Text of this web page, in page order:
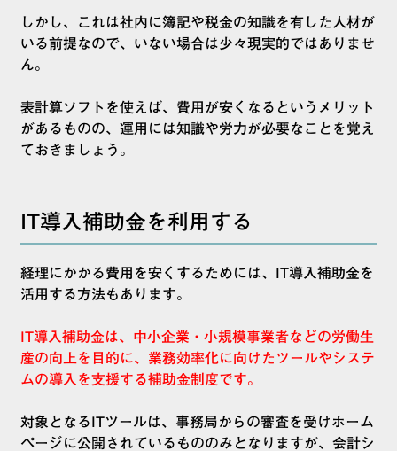
しかし、これは社内に簿記や税金の知識を有した人材が
いる前提なので、いない場合は少々現実的ではありませ
ん。
表計算ソフトを使えば、費用が安くなるというメリット
があるものの、運用には知識や労力が必要なことを覚え
ておきましょう。
IT導入補助金を利用する
経理にかかる費用を安くするためには、IT導入補助金を
活用する方法もあります。
IT導入補助金は、中小企業・小規模事業者などの労働生
産の向上を目的に、業務効率化に向けたツールやシステ
ムの導入を支援する補助金制度です。
対象となるITツールは、事務局からの審査を受けホーム
ページに公開されているもののみとなりますが、会計シ